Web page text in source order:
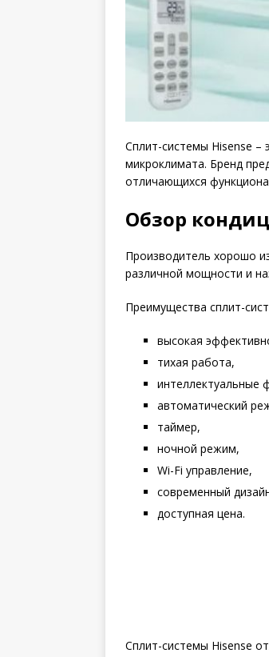
Сплит-системы Hisense
микроклимата. Бренд
отличающихся
Обзор
Производитель хорошо
различной мощности и
Преимущества сплит-
высокая
тихая работа,
интеллектуальные
автоматический
таймер,
ночной режим,
Wi-Fi управление,
современный
доступная цена.
Сплит-системы Hisense